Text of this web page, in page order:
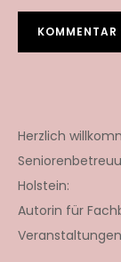
Herzlich
Holstein:
Autorin für